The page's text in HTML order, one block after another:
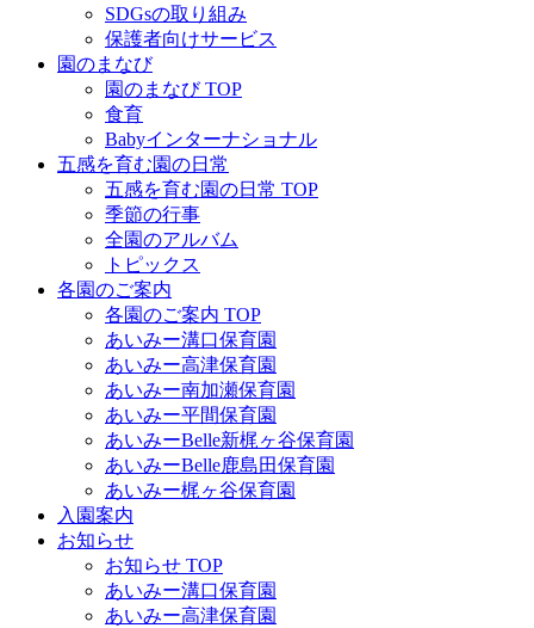
SDGsの取り組み
保護者向けサービス
園のまなび
園のまなび TOP
食育
Babyインターナショナル
五感を育む園の日常
五感を育む園の日常 TOP
季節の行事
全園のアルバム
トピックス
各園のご案内
各園のご案内 TOP
あいみー溝口保育園
あいみー高津保育園
あいみー南加瀬保育園
あいみー平間保育園
あいみーBelle新梶ヶ谷保育園
あいみーBelle鹿島田保育園
あいみー梶ヶ谷保育園
入園案内
お知らせ
お知らせ TOP
あいみー溝口保育園
あいみー高津保育園